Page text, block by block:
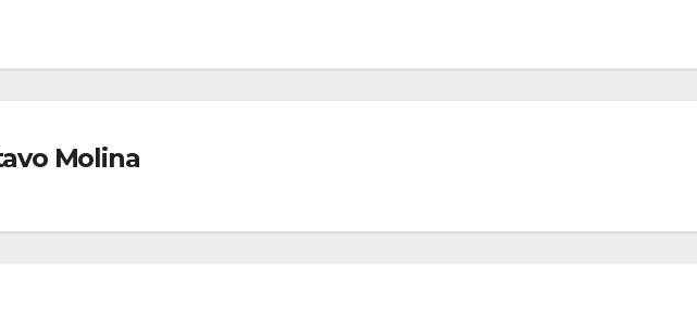
Molina